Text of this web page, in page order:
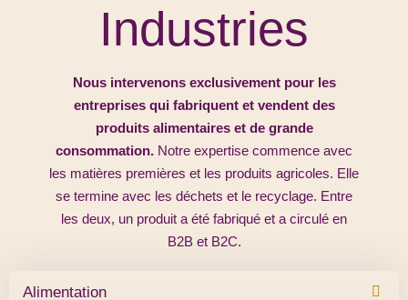
Industries
Nous intervenons exclusivement pour les
entreprises qui fabriquent et vendent des
produits alimentaires et de grande
consommation. Notre expertise commence avec
les matières premières et les produits agricoles. Elle
se termine avec les déchets et le recyclage. Entre
les deux, un produit a été fabriqué et a circulé en
B2B et B2C.
Alimentation